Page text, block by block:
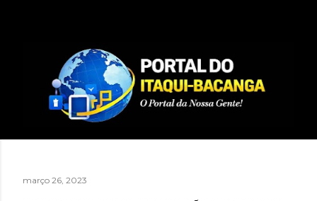
março 26, 2023